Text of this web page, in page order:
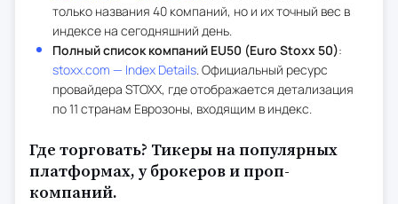
только названия 40 компаний, но и их точный вес в
индексе на сегодняшний день.
Полный список компаний EU50 (Euro Stoxx 50):
stoxx.com — Index Details. Официальный ресурс
провайдера STOXX, где отображается детализация
по 11 странам Еврозоны, входящим в индекс.
Где торговать? Тикеры на популярных
платформах, у брокеров и проп-
компаний.